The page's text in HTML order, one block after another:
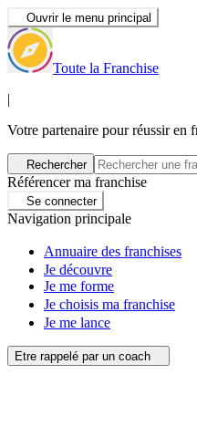
Ouvrir le menu principal
Toute la Franchise
|
Votre partenaire pour réussir en
Rechercher
Référencer ma franchise
Se connecter
Navigation principale
Annuaire des franchises
Je découvre
Je me forme
Je choisis ma franchise
Je me lance
Etre rappelé par un coach